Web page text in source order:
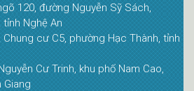
120, đường Nguyễn Sỹ Sách,
Nghệ An
Chung cư C5, phường Hạc Thành, tỉnh
Cư Trinh, khu phố Nam Cao,
Giang